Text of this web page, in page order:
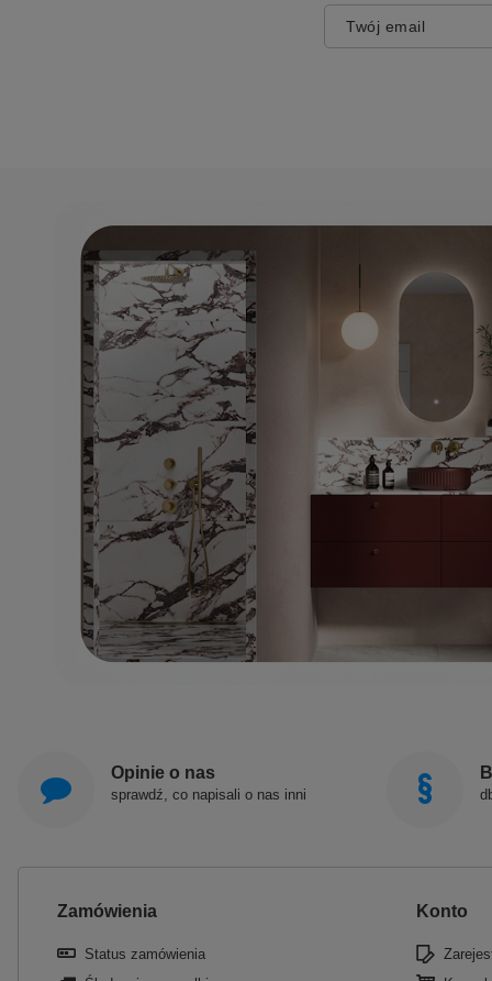
Twój email
Opinie o nas
sprawdź, co napisali o nas inni
Zamówienia
Status zamówienia
Konto